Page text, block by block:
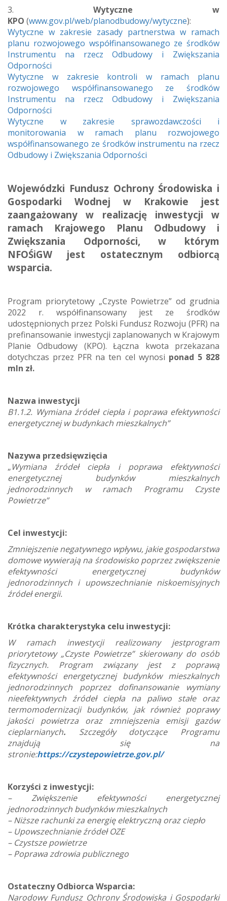
3. Wytyczne w
KPO (www.gov.pl/web/planodbudowy/wytyczne):
Wytyczne w zakresie zasady partnerstwa w ramach
planu rozwojowego współfinansowanego ze środków
Instrumentu na rzecz Odbudowy i Zwiększania
Odporności
Wytyczne w zakresie kontroli w ramach planu
rozwojowego współfinansowanego ze środków
Instrumentu na rzecz Odbudowy i Zwiększania
Odporności
Wytyczne w zakresie sprawozdawczości i
monitorowania w ramach planu rozwojowego
współfinansowanego ze środków instrumentu na rzecz
Odbudowy i Zwiększania Odporności
Wojewódzki Fundusz Ochrony Środowiska i
Gospodarki Wodnej w Krakowie jest
zaangażowany w realizację inwestycji w
ramach Krajowego Planu Odbudowy i
Zwiększania Odporności, w którym
NFOŚiGW jest ostatecznym odbiorcą
wsparcia.
Program priorytetowy „Czyste Powietrze” od grudnia
2022 r. współfinansowany jest ze środków
udostępnionych przez Polski Fundusz Rozwoju (PFR) na
prefinansowanie inwestycji zaplanowanych w Krajowym
Planie Odbudowy (KPO). Łączna kwota przekazana
dotychczas przez PFR na ten cel wynosi ponad 5 828
mln zł.
Nazwa inwestycji
B1.1.2. Wymiana źródeł ciepła i poprawa efektywności
energetycznej w budynkach mieszkalnych”
Nazywa przedsięwzięcia
„Wymiana źródeł ciepła i poprawa efektywności
energetycznej budynków mieszkalnych
jednorodzinnych w ramach Programu Czyste
Powietrze”
Cel inwestycji:
Zmniejszenie negatywnego wpływu, jakie gospodarstwa
domowe wywierają na środowisko poprzez zwiększenie
efektywności energetycznej budynków
jednorodzinnych i upowszechnianie niskoemisyjnych
źródeł energii.
Krótka charakterystyka celu inwestycji:
W ramach inwestycji realizowany jestprogram
priorytetowy „Czyste Powietrze” skierowany do osób
fizycznych. Program związany jest z poprawą
efektywności energetycznej budynków mieszkalnych
jednorodzinnych poprzez dofinansowanie wymiany
nieefektywnych źródeł ciepła na paliwo stałe oraz
termomodernizacji budynków, jak również poprawy
jakości powietrza oraz zmniejszenia emisji gazów
cieplarnianych. Szczegóły dotyczące Programu
znajdują się na
stronie:https://czystepowietrze.gov.pl/
Korzyści z inwestycji:
– Zwiększenie efektywności energetycznej
jednorodzinnych budynków mieszkalnych
– Niższe rachunki za energię elektryczną oraz ciepło
– Upowszechnianie źródeł OZE
– Czystsze powietrze
– Poprawa zdrowia publicznego
Ostateczny Odbiorca Wsparcia:
Narodowy Fundusz Ochrony Środowiska i Gospodarki